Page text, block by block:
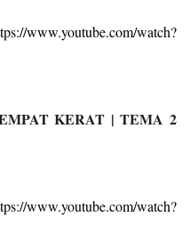
www.youtube.com/watch?
KERAT | TEMA 2
www.youtube.com/watch?